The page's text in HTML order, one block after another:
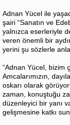
Adnan Yücel ile
şairi “Sanatın ve
yalnızca eserleriyle
veren önemli bir
yerini şu sözlerle
“Adnan Yücel, bizim
Amcalarımızın,
oskarı olarak
zaman, konuştuğu
düzenleyici bir yanı
gelişmesine katkı